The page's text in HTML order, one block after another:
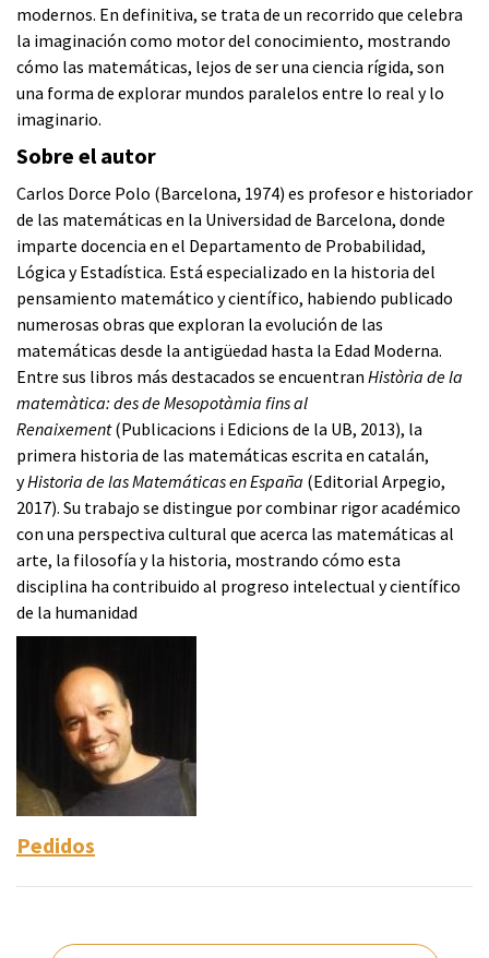
modernos. En definitiva, se trata de un recorrido que celebra
la imaginación como motor del conocimiento, mostrando
cómo las matemáticas, lejos de ser una ciencia rígida, son
una forma de explorar mundos paralelos entre lo real y lo
imaginario.
Sobre el autor
Carlos Dorce Polo (Barcelona, 1974) es profesor e historiador
de las matemáticas en la Universidad de Barcelona, donde
imparte docencia en el Departamento de Probabilidad,
Lógica y Estadística. Está especializado en la historia del
pensamiento matemático y científico, habiendo publicado
numerosas obras que exploran la evolución de las
matemáticas desde la antigüedad hasta la Edad Moderna.
Entre sus libros más destacados se encuentran Història de la
matemàtica: des de Mesopotàmia fins al
Renaixement(Publicacions i Edicions de la UB, 2013), la
primera historia de las matemáticas escrita en catalán,
yHistoria de las Matemáticas en España (Editorial Arpegio,
2017). Su trabajo se distingue por combinar rigor académico
con una perspectiva cultural que acerca las matemáticas al
arte, la filosofía y la historia, mostrando cómo esta
disciplina ha contribuido al progreso intelectual y científico
de la humanidad
Pedidos